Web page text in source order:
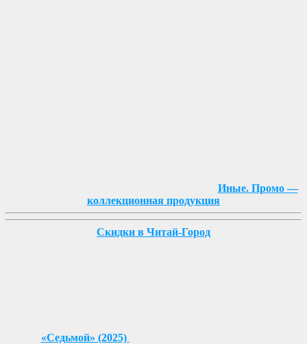
Иные. Промо —
коллекционная продукция
Скидки в Читай-Город
«Седьмой» (2025)